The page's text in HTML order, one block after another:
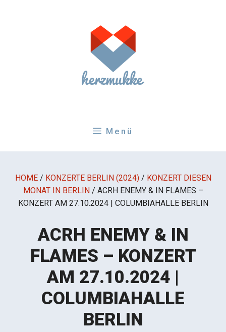
Menü
HOME / KONZERTE BERLIN (2024) / KONZERT DIESEN
MONAT IN BERLIN / ACRH ENEMY & IN FLAMES –
KONZERT AM 27.10.2024 | COLUMBIAHALLE BERLIN
ACRH ENEMY & IN
FLAMES – KONZERT
AM 27.10.2024 |
COLUMBIAHALLE
BERLIN